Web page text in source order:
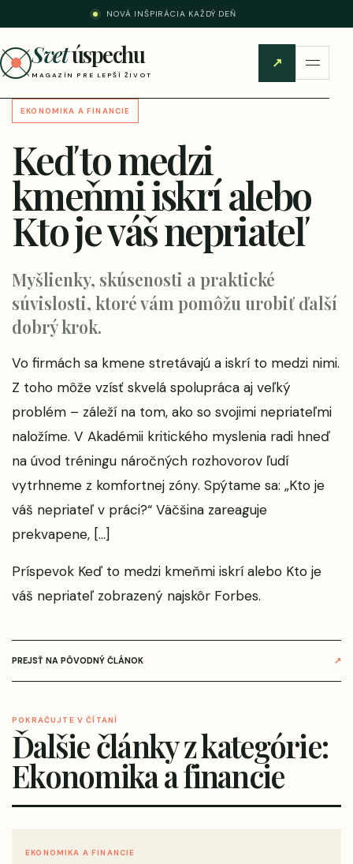
NOVÁ INŠPIRÁCIA KAŽDÝ DEŇ
Svetúspechu
MAGAZÍN PRE LEPŠÍ ŽIVOT
↗
EKONOMIKA A FINANCIE
Keď to medzi
kmeňmi iskrí alebo
Kto je váš nepriateľ
Myšlienky, skúsenosti a praktické
súvislosti, ktoré vám pomôžu urobiť ďalší
dobrý krok.
Vo firmách sa kmene stretávajú a iskrí to medzi nimi.
Z toho môže vzísť skvelá spolupráca aj veľký
problém – záleží na tom, ako so svojimi nepriateľmi
naložíme. V Akadémii kritického myslenia radi hneď
na úvod tréningu náročných rozhovorov ľudí
vytrhneme z komfortnej zóny. Spýtame sa: „Kto je
váš nepriateľ v práci?“ Väčšina zareaguje
prekvapene, […]
Príspevok Keď to medzi kmeňmi iskrí alebo Kto je
váš nepriateľ zobrazený najskôr Forbes.
PREJSŤ NA PÔVODNÝ ČLÁNOK ↗
POKRAČUJTE V ČÍTANÍ
Ďalšie články z kategórie:
Ekonomika a financie
EKONOMIKA A FINANCIE